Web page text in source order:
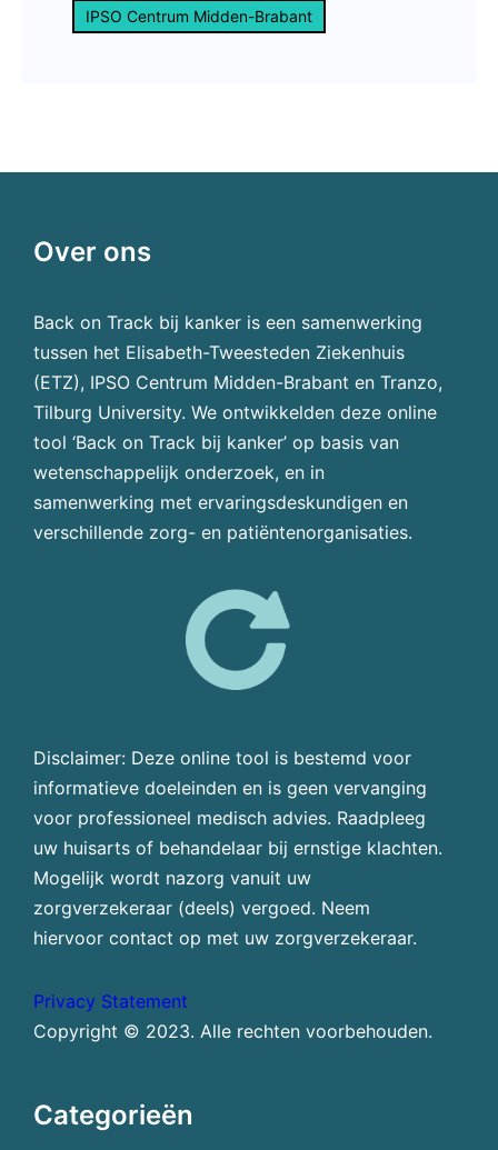
IPSO Centrum Midden-Brabant
Over ons
Back on Track bij kanker is een samenwerking
tussen het Elisabeth-Tweesteden Ziekenhuis
(ETZ), IPSO Centrum Midden-Brabant en Tranzo,
Tilburg University. We ontwikkelden deze online
tool ‘Back on Track bij kanker’ op basis van
wetenschappelijk onderzoek, en in
samenwerking met ervaringsdeskundigen en
verschillende zorg- en patiëntenorganisaties.
Disclaimer: Deze online tool is bestemd voor
informatieve doeleinden en is geen vervanging
voor professioneel medisch advies. Raadpleeg
uw huisarts of behandelaar bij ernstige klachten.
Mogelijk wordt nazorg vanuit uw
zorgverzekeraar (deels) vergoed. Neem
hiervoor contact op met uw zorgverzekeraar.
Privacy Statement
Copyright © 2023. Alle rechten voorbehouden.
Categorieën